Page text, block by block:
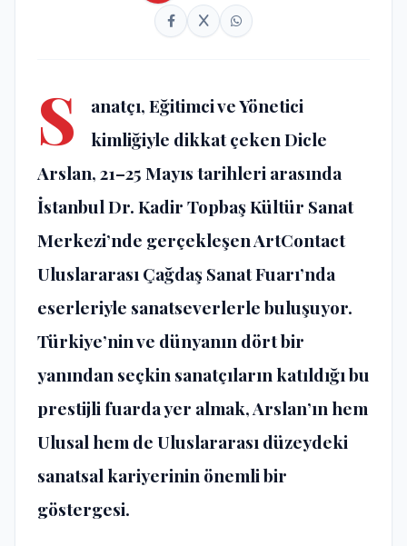
S
anatçı, Eğitimci ve Yönetici
kimliğiyle dikkat çeken Dicle
Arslan, 21–25 Mayıs tarihleri arasında
İstanbul Dr. Kadir Topbaş Kültür Sanat
Merkezi’nde gerçekleşen ArtContact
Uluslararası Çağdaş Sanat Fuarı’nda
eserleriyle sanatseverlerle buluşuyor.
Türkiye’nin ve dünyanın dört bir
yanından seçkin sanatçıların katıldığı bu
prestijli fuarda yer almak, Arslan’ın hem
Ulusal hem de Uluslararası düzeydeki
sanatsal kariyerinin önemli bir
göstergesi.